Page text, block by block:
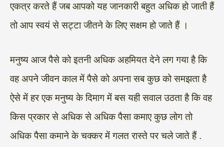
एकत्र करते हैं जब आपको यह जानकारी बहुत अधिक हो जाती हैं
तो आप स्वयं से सट्टा जीतने के लिए सक्षम हो जाते हैं ।
मनुष्य आज पैसे को इतनी अधिक अहमियत देने लग गया है कि
वह अपने जीवन काल में पैसे को अपना सब कुछ को समझता है
ऐसे में हर एक मनुष्य के दिमाग में बस यही सवाल उठता है कि वह
किस प्रकार से अधिक से अधिक पैसा कमाए कुछ लोग तो
अधिक पैसा कमाने के चक्कर में गलत रास्ते पर चले जाते हैं .